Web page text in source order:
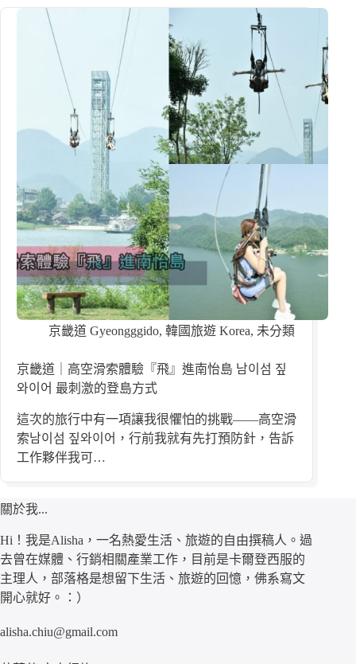
京畿道 Gyeongggido, 韓國旅遊 Korea, 未分類
京畿道｜高空滑索體驗『飛』進南怡島 남이섬 짚
와이어 最刺激的登島方式
這次的旅行中有一項讓我很懼怕的挑戰——高空滑
索남이섬 짚와이어，行前我就有先打預防針，告訴
工作夥伴我可…
關於我...
Hi！我是Alisha，一名熱愛生活、旅遊的自由撰稿人。過
去曾在媒體、行銷相關產業工作，目前是卡爾登西服的
主理人，部落格是想留下生活、旅遊的回憶，佛系寫文
開心就好。：）
alisha.chiu@gmail.com